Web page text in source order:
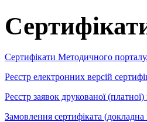
Сертифікати Методичного
Реєстр електронних версій
Реєстр заявок друкованої (платної)
Замовлення сертифіката (докладна